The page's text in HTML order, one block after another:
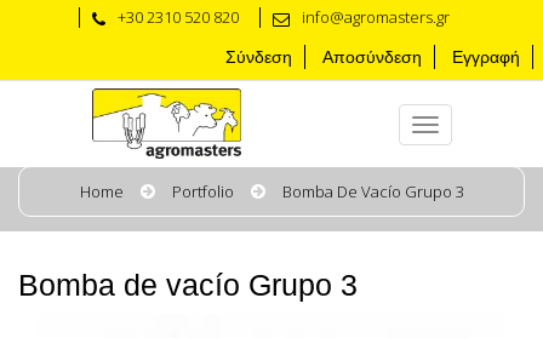
+30 2310 520 820 info@agromasters.gr
Σύνδεση Αποσύνδεση Εγγραφή
Home Portfolio Bomba De Vacío Grupo 3
Bomba de vacío Grupo 3